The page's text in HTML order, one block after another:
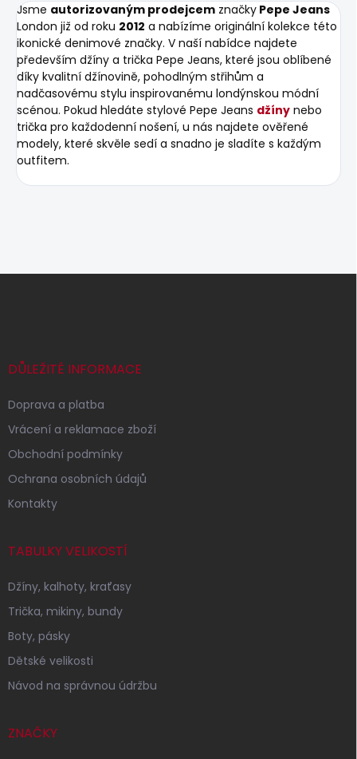
Jsme autorizovaným prodejcem značky Pepe Jeans
London již od roku 2012 a nabízíme originální kolekce této
ikonické denimové značky. V naší nabídce najdete
především džíny a trička Pepe Jeans, které jsou oblíbené
díky kvalitní džínovině, pohodlným střihům a
nadčasovému stylu inspirovanému londýnskou módní
scénou. Pokud hledáte stylové Pepe Jeans džíny nebo
trička pro každodenní nošení, u nás najdete ověřené
modely, které skvěle sedí a snadno je sladíte s každým
outfitem.
Z
DŮLEŽITÉ INFORMACE
Doprava a platba
Vrácení a reklamace zboží
Obchodní podmínky
Ochrana osobních údajů
Kontakty
TABULKY VELIKOSTÍ
Džíny, kalhoty, kraťasy
Trička, mikiny, bundy
Boty, pásky
Dětské velikosti
Návod na správnou údržbu
ZNAČKY